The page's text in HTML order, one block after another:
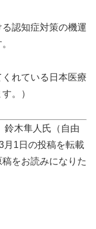
認知症対策の機運
くれている日本医療
。）
鈴木隼人氏（自由
月1日の投稿を転載
をお読みになりた